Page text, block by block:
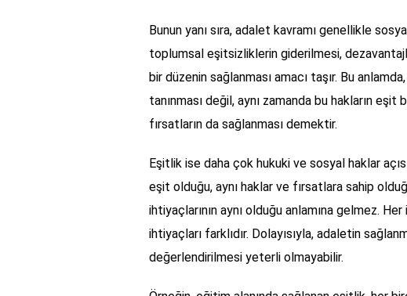
Bunun yanı sıra, adalet kavramı genellikle
toplumsal eşitsizliklerin giderilmesi,
bir düzenin sağlanması amacı taşır. Bu
tanınması değil, aynı zamanda bu hakların
fırsatların da sağlanması demektir.
Eşitlik ise daha çok hukuki ve sosyal haklar
eşit olduğu, aynı haklar ve fırsatlara sahip
ihtiyaçlarının aynı olduğu anlamına gelmez.
ihtiyaçları farklıdır. Dolayısıyla, adaletin
değerlendirilmesi yeterli olmayabilir.